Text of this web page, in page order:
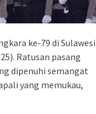
ke-79 di Sulawesi
Ratusan pasang
dipenuhi semangat
yang memukau,